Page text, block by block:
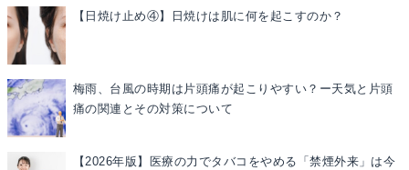
【日焼け止め④】日焼けは肌に何を起こすのか？
梅雨、台風の時期は片頭痛が起こりやすい？ー天気と片頭
痛の関連とその対策について
【2026年版】医療の力でタバコをやめる「禁煙外来」は今